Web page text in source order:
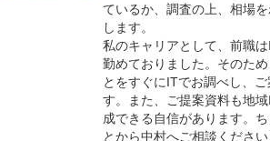
ているか、調査の上、相場
します。
私のキャリアとして、前職
勤めておりました。そのた
とをすぐにITでお調べし、
す。また、ご提案資料も地
成できる自信があります。
とから中村へご相談ください